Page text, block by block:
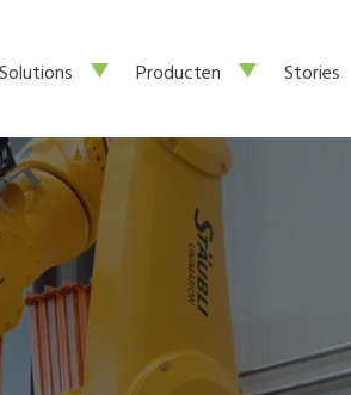
Solutions Producten Stories